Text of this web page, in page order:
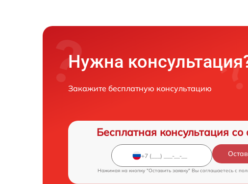
Нужна
Закажите бесплатную консультацию
Бесплатная консультация
Нажимая на кнопку "Оставить заявку" Вы соглашаетесь c